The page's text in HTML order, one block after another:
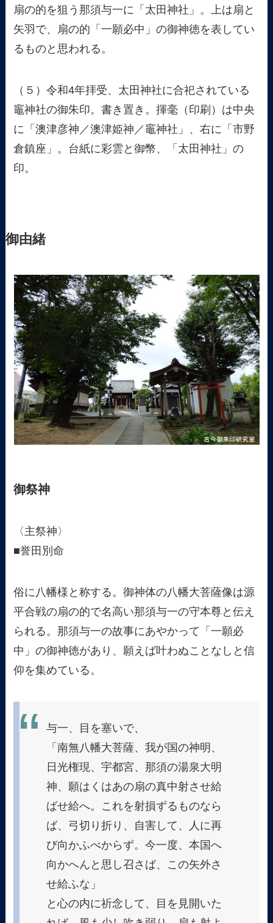
扇の的を狙う那須与一に「太田神社」。上は扇と
矢羽で、扇の的「一願必中」の御神徳を表してい
るものと思われる。
（５）令和4年拝受、太田神社に合祀されている
竈神社の御朱印。書き置き。揮毫（印刷）は中央
に「澳津彦神／澳津姫神／竈神社」、右に「市野
倉鎮座」。台紙に彩雲と御幣、「太田神社」の
印。
御由緒
御祭神
〈主祭神〉
■誉田別命
俗に八幡様と称する。御神体の八幡大菩薩像は源
平合戦の扇の的で名高い那須与一の守本尊と伝え
られる。那須与一の故事にあやかって「一願必
中」の御神徳があり、願えば叶わぬことなしと信
仰を集めている。
与一、目を塞いで、
「南無八幡大菩薩、我が国の神明、
日光権現、宇都宮、那須の湯泉大明
神、願はくはあの扇の真中射させ給
ばせ給へ。これを射損ずるものなら
ば、弓切り折り、自害して、人に再
び向かふべからず。今一度、本国へ
向かへんと思し召さば、この矢外さ
せ給ふな」
と心の内に祈念して、目を見開いた